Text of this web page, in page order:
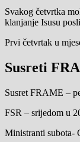
Svakog četvrtka
klanjanje Isusu
Prvi četvrtak u
Susreti
Susret FRAME –
FSR – srijedom u
Ministranti subota-